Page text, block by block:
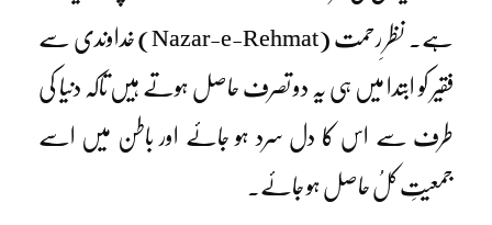
ہے۔ نظرِ رحمت (Nazar-e-Rehmat) خداوندی سے
فقیر کو ابتدا میں ہی یہ دو تصرف حاصل ہوتے ہیں تاکہ دنیا کی
طرف سے اس کا دل سرد ہو جائے اور باطن میں اسے
جمعیتِ کلُ حاصل ہو جائے۔